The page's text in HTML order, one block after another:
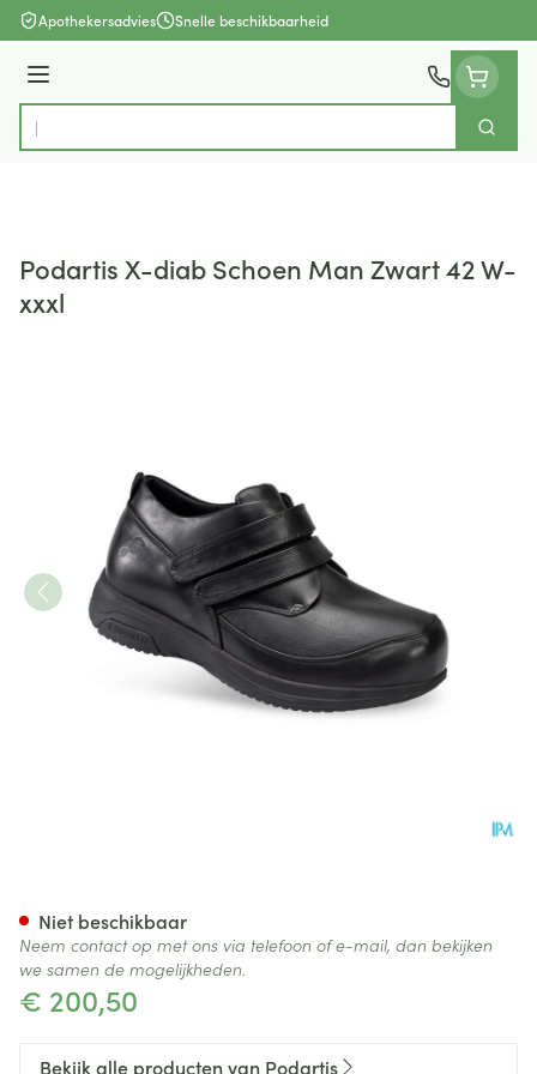
Ga naar de inhoud
Apothekersadvies Snelle beschikbaarheid
Menu
Product, merk, categorie...
Zoek
Podartis X-diab Schoen Man Zwart 42 W-
xxxl
€ 200,50
Niet beschikbaar
Neem contact op met ons via telefoon of e-mail, dan bekijken
we samen de mogelijkheden.
Bekijk alle producten van Podartis